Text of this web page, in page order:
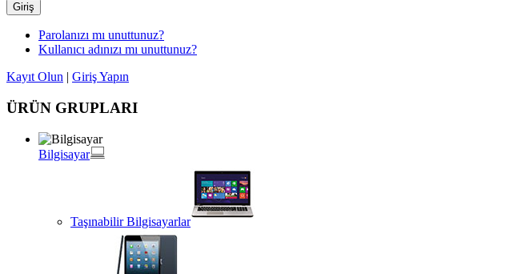
Giriş
Parolanızı mı unuttunuz?
Kullanıcı adınızı mı unuttunuz?
Kayıt Olun | Giriş Yapın
ÜRÜN GRUPLARI
Bilgisayar
Taşınabilir Bilgisayarlar